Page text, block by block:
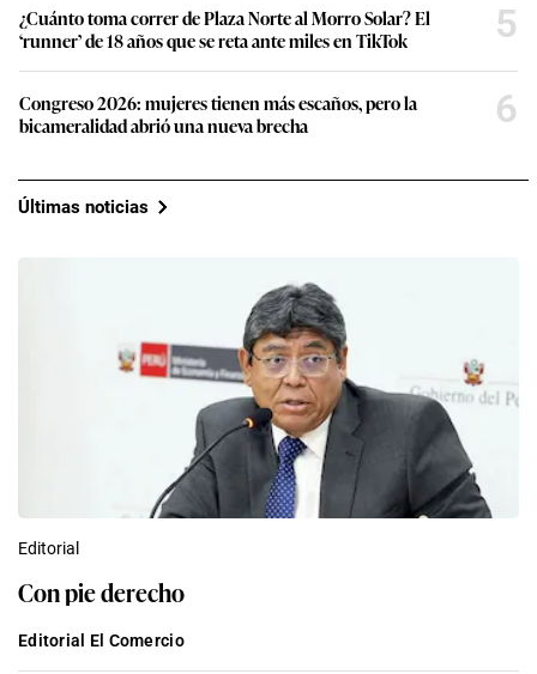
¿Cuánto toma correr de Plaza Norte al Morro Solar? El
‘runner’ de 18 años que se reta ante miles en TikTok
5
Congreso 2026: mujeres tienen más escaños, pero la
bicameralidad abrió una nueva brecha
6
Últimas noticias
Editorial
Con pie derecho
Editorial El Comercio